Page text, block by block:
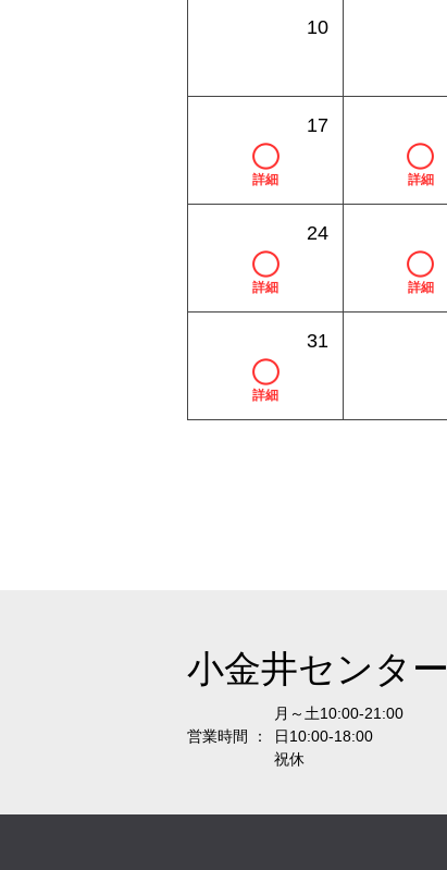
10
17
詳細 詳細
24
詳細 詳細
31
詳細
小金井センター
営業時間 ：
月～土10:00-21:00
日10:00-18:00
祝休